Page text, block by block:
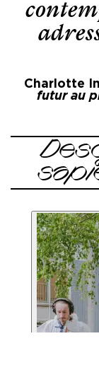
Charlotte
futur au